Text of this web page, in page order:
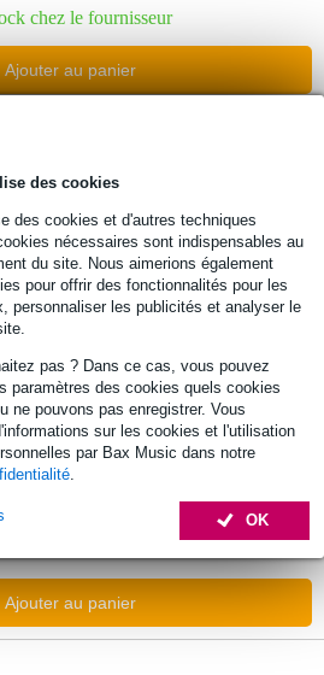
des cookies
des cookies et d'autres techniques
nécessaires sont indispensables au
du site. Nous aimerions également
pour offrir des fonctionnalités pour les
personnaliser les publicités et analyser le
pas ? Dans ce cas, vous pouvez
paramètres des cookies quels cookies
ne pouvons pas enregistrer. Vous
sur les cookies et l'utilisation
par Bax Music dans notre
.
OK
chez le fournisseur
Ajouter au panier
nickel
chez le fournisseur
Ajouter au panier
5P X-type - male embout noir -
nickel
Ajouter au panier